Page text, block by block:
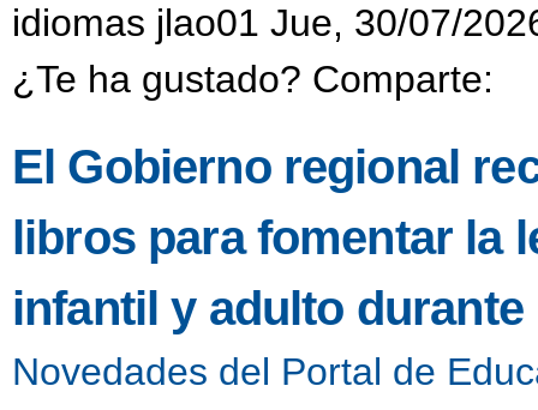
idiomas jlao01 Jue, 30/07/
¿Te ha gustado? Comparte:
El Gobierno regional
libros para fomentar la
infantil y adulto
Novedades del Portal de